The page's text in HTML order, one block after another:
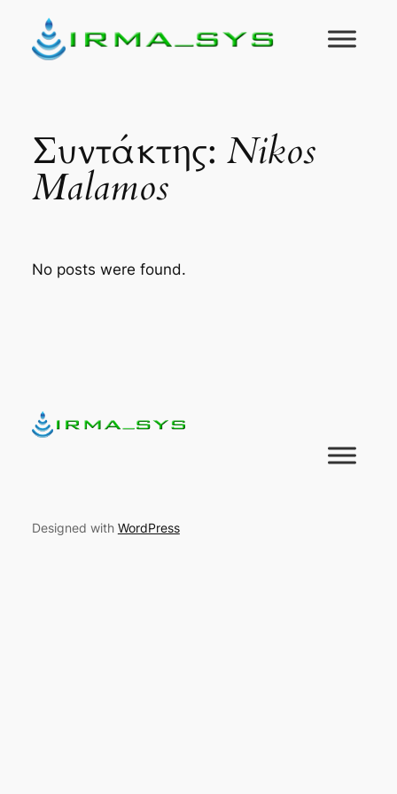
περιεχόμενο
Συντάκτης: Nikos
Malamos
No posts were found.
Designed with WordPress